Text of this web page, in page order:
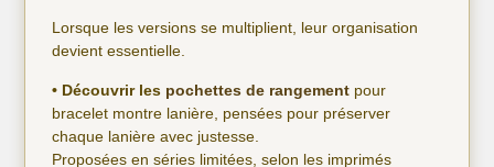
Lorsque les versions se multiplient, leur organisation
devient essentielle.
• Découvrir les pochettes de rangement pour
bracelet montre lanière, pensées pour préserver
chaque lanière avec justesse.
Proposées en séries limitées, selon les imprimés